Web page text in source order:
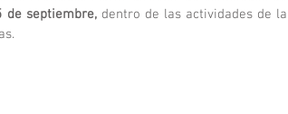
de septiembre, dentro de las actividades de la